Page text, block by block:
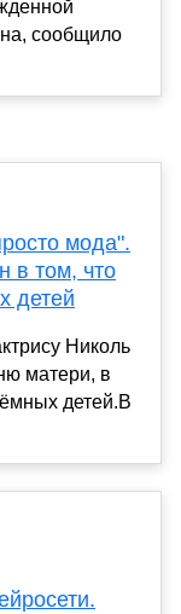
сообщило
мода".
в том, что
детей
Николь
матери, в
детей.В